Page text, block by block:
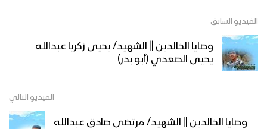
الفيديو السابق
وصايا الخالدين || الشهيد/ يحيى زكريا عبدالله
يحيى الصعدي (أبو بدر)
الفيديو التالي
وصايا الخالدين || الشهيد/ مرتضى صادق عبدالله